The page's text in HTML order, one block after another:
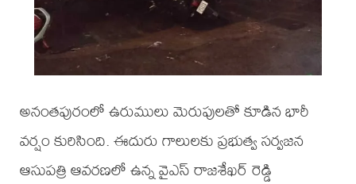
అనంతపురంలో ఉరుములు మెరుపులతో కూడిన భారీ
వర్షం కురిసింది. ఈదురు గాలులకు ప్రభుత్వ సర్వజన
ఆసుపత్రి ఆవరణలో ఉన్న వైఎస్ రాజశేఖర్ రెడ్డి